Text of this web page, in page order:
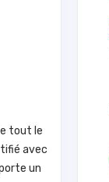
tout le
avec
un